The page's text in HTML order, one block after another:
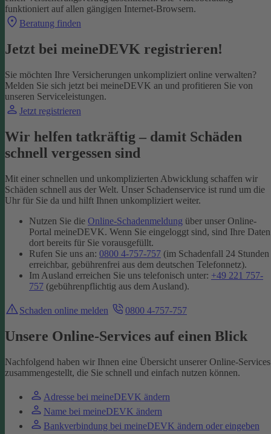
funktioniert auf allen gängigen Internet-Browsern.
Beratung finden
Jetzt bei meineDEVK registrieren!
Sie möchten Ihre Versicherungen unkompliziert online verwalten?
Melden Sie sich jetzt bei meineDEVK an und profitieren Sie von
unseren Serviceleistungen.
Jetzt registrieren
Wir helfen tatkräftig – damit Schäden
schnell vergessen sind
Mit einer schnellen und unkomplizierten Abwicklung schaffen wir
Schäden schnell aus der Welt. Unser Schadenservice ist rund um die
Uhr für Sie da und hilft Ihnen unkompliziert weiter.
Nutzen Sie die Online-Schadenmeldung über unser Online-
Portal meineDEVK. Wenn Sie eingeloggt sind, sind Ihre Daten
dort bereits für Sie vorausgefüllt.
Rufen Sie uns an: 0800 4-757-757 (im Schadenfall 24 Stunden
erreichbar, gebührenfrei aus dem deutschen Telefonnetz).
Im Ausland erreichen Sie uns telefonisch unter: +49 221 757-
757 (gebührenpflichtig aus dem Ausland).
Schaden online melden 0800 4-757-757
Unsere Online-Services auf einen Blick
Nachfolgend haben wir Ihnen eine Übersicht unserer Online-Services
zusammengestellt, die Sie schnell und einfach nutzen können.
Adresse bei meineDEVK ändern
Name bei meineDEVK ändern
Bankverbindung bei meineDEVK ändern oder eingeben